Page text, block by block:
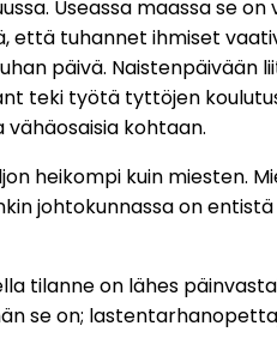
Useassa maassa se
että tuhannet ihmiset
päivä.
teki työtä tyttöjen
kohtaan.
heikompi kuin miesten.
johtokunnassa on
tilanne on lähes
se on;